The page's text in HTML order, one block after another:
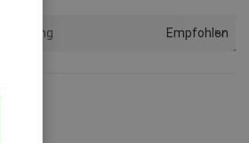
Sortierung Empfohlen